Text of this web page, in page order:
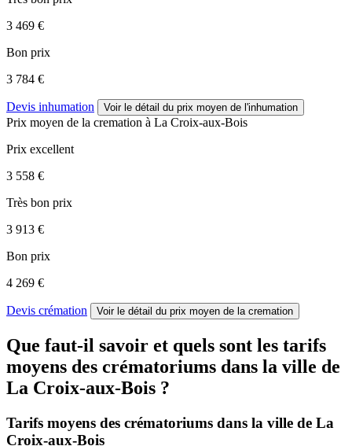
3 469 €
Bon prix
3 784 €
Devis inhumation Voir le détail du prix moyen de l'inhumation
Prix moyen de la cremation à La Croix-aux-Bois
Prix excellent
3 558 €
Très bon prix
3 913 €
Bon prix
4 269 €
Devis crémation Voir le détail du prix moyen de la cremation
Que faut-il savoir et quels sont les tarifs
moyens des crématoriums dans la ville de
La Croix-aux-Bois ?
Tarifs moyens des crématoriums dans la ville de La
Croix-aux-Bois